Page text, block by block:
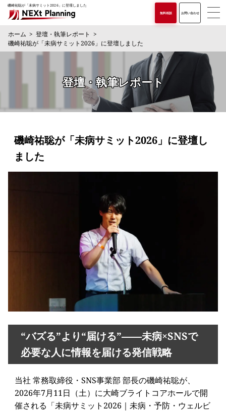
磯崎祐聡が「未病サミット2026」に登壇しました
無料相談 お問い合わせ
ホーム
登壇・執筆レポート
磯崎祐聡が「未病サミット2026」に登壇しました
登壇・執筆レポート
磯崎祐聡が「未病サミット2026」に登壇し
ました
“バズる”より“届ける”——未病×SNSで
必要な人に情報を届ける発信戦略
当社 常務取締役・SNS事業部 部長の磯崎祐聡が、
2026年7月11日（土）に大崎ブライトコアホールで開
催される「未病サミット2026｜未病・予防・ウェルビ